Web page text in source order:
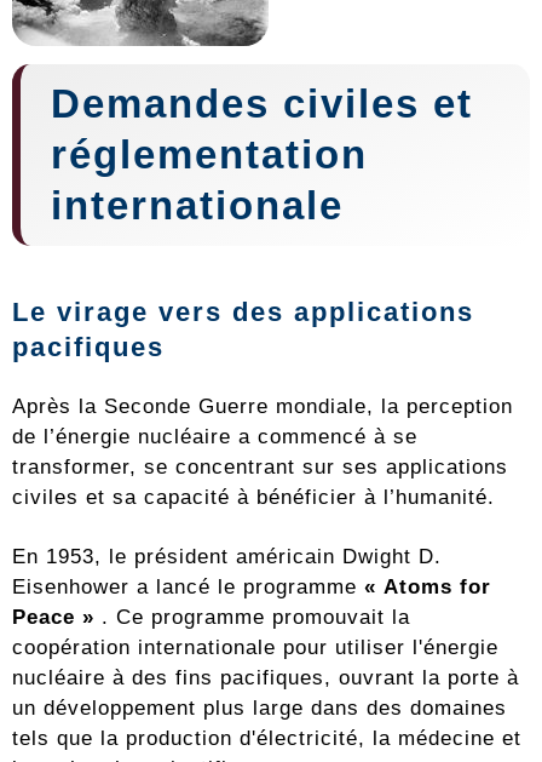
Demandes civiles et
réglementation
internationale
Le virage vers des applications
pacifiques
Après la Seconde Guerre mondiale, la perception
de l’énergie nucléaire a commencé à se
transformer, se concentrant sur ses applications
civiles et sa capacité à bénéficier à l’humanité.
En 1953, le président américain Dwight D.
Eisenhower a lancé le programme « Atoms for
Peace » . Ce programme promouvait la
coopération internationale pour utiliser l'énergie
nucléaire à des fins pacifiques, ouvrant la porte à
un développement plus large dans des domaines
tels que la production d'électricité, la médecine et